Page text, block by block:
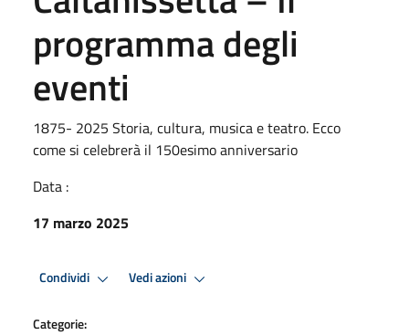
programma degli
eventi
1875- 2025 Storia, cultura, musica e teatro. Ecco
come si celebrerà il 150esimo anniversario
Data :
17 marzo 2025
Condividi Vedi azioni
Categorie: